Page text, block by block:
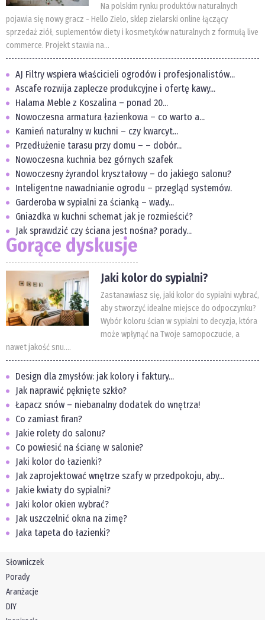
Na polskim rynku produktów naturalnych
pojawia się nowy gracz - Hello Zielo, sklep zielarski online łączący
sprzedaż ziół, suplementów diety i kosmetyków naturalnych z formułą live
commerce. Projekt stawia na...
AJ Filtry wspiera właścicieli ogrodów i profesjonalistów...
Ascafe rozwija zaplecze produkcyjne i ofertę kawy...
Halama Meble z Koszalina – ponad 20...
Nowoczesna armatura łazienkowa – co warto a...
Kamień naturalny w kuchni – czy kwarcyt...
Przedłużenie tarasu przy domu – – dobór...
Nowoczesna kuchnia bez górnych szafek
Nowoczesny żyrandol kryształowy – do jakiego salonu?
Inteligentne nawadnianie ogrodu – przegląd systemów.
Garderoba w sypialni za ścianką – wady...
Gniazdka w kuchni schemat jak je rozmieścić?
Jak sprawdzić czy ściana jest nośna? porady...
Gorące dyskusje
Jaki kolor do sypialni?
Zastanawiasz się, jaki kolor do sypialni wybrać,
aby stworzyć idealne miejsce do odpoczynku?
Wybór koloru ścian w sypialni to decyzja, która
może wpłynąć na Twoje samopoczucie, a
nawet jakość snu....
Design dla zmysłów: jak kolory i faktury...
Jak naprawić pęknięte szkło?
Łapacz snów – niebanalny dodatek do wnętrza!
Co zamiast firan?
Jakie rolety do salonu?
Co powiesić na ścianę w salonie?
Jaki kolor do łazienki?
Jak zaprojektować wnętrze szafy w przedpokoju, aby...
Jakie kwiaty do sypialni?
Jaki kolor okien wybrać?
Jak uszczelnić okna na zimę?
Jaka tapeta do łazienki?
Słowniczek
Porady
Aranżacje
DIY